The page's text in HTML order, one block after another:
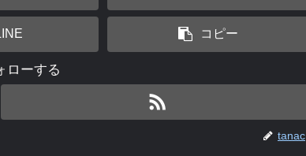
コピー
ローする
tanac